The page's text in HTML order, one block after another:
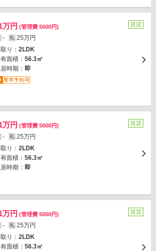
万円 (管理費 5000円)
- 礼 25万円
り： 2LDK
面積： 56.3㎡
時期： 即
賃貸
万円 (管理費 5000円)
- 礼 25万円
り： 2LDK
面積： 56.3㎡
時期： 即
賃貸
万円 (管理費 5000円)
- 礼 25万円
り： 2LDK
面積： 56.3㎡
賃貸